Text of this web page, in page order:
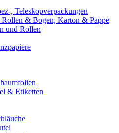
, Teleskopverpackungen
Rollen & Bogen, Karton & Pappe
und Rollen
& Etiketten